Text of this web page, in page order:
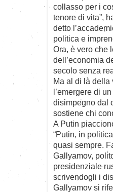
collasso per i
tenore di vita”,
detto
politica e
Ora, è vero che
dell’economia
secolo senza
Ma al di là
l’emergere di
disimpegno dal
sostiene chi
A Putin
“Putin, in
quasi sempre.
Gallyamov,
presidenziale
scrivendogli i
Gallyamov si